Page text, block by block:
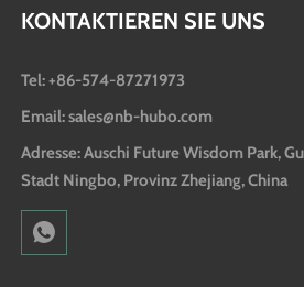
KONTAKTIEREN SIE UNS
Tel: +86-574-87271973
Email: sales@nb-hubo.com
Adresse: Auschi Future Wisdom Park,
Stadt Ningbo, Provinz Zhejiang, China